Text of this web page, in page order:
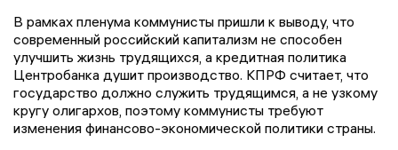
В рамках пленума коммунисты пришли к выводу, что
современный российский капитализм не способен
улучшить жизнь трудящихся, а кредитная политика
Центробанка душит производство. КПРФ считает, что
государство должно служить трудящимся, а не узкому
кругу олигархов, поэтому коммунисты требуют
изменения финансово-экономической политики страны.